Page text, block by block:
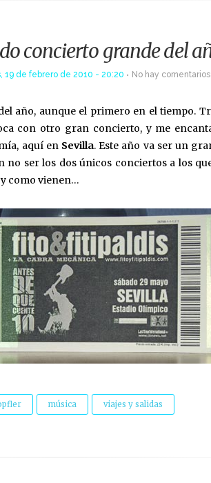
concierto grande del
19 de febrero de 2010 - 20:20 No hay comentarios
año, aunque el primero en el tiempo.
con otro gran concierto, y me
aquí en Sevilla. Este año va ser un
no ser los dos únicos conciertos a los
como vienen…
música viajes y salidas